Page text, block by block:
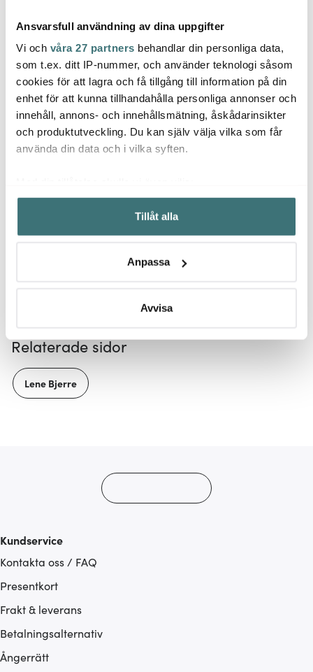
Ansvarsfull användning av dina uppgifter
Vi och våra 27 partners behandlar din personliga data,
som t.ex. ditt IP-nummer, och använder teknologi såsom
cookies för att lagra och få tillgång till information på din
enhet för att kunna tillhandahålla personliga annonser och
innehåll, annons- och innehållsmätning, åskådarinsikter
och produktutveckling. Du kan själv välja vilka som får
använda din data och i vilka syften.
Samla in information om din geografiska plats som
kan ha en noggrannhet på upp till flera meter
Identifiera din enhet genom att aktivt skanna den för
Ta reda på mer om hur dina personliga uppgifter
Du kan ändra eller dra tillbaka ditt samtycke när som
Vi använder cookies för att innehållet och annonserna
ska anpassas efter det som vi tror att du tycker om. Det
gör också att vi kan analysera vår trafik och göra
Tillåt alla
Anpassa
Avvisa
Lene Bjerre
Camille tallrik 20,5 cm
benvit
160 kr
Lene Bjerre
Lily tvålpump 16,3 cm
40 cl brun sand
319 kr
Låt dig inspireras av våra kunder
Relaterade sidor
Lene Bjerre
Kundservice
Kontakta oss / FAQ
Presentkort
Frakt & leverans
Betalningsalternativ
Ångerrätt